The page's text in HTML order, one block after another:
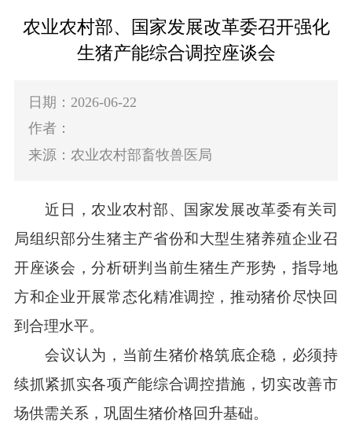
农业农村部、国家发展改革委召开强化
生猪产能综合调控座谈会
日期：2026-06-22
作者：
来源：农业农村部畜牧兽医局
近日，农业农村部、国家发展改革委有关司
局组织部分生猪主产省份和大型生猪养殖企业召
开座谈会，分析研判当前生猪生产形势， 指导地
方和企业开展常态化精准调控 ，推动猪价尽快回
到合理水平。
会议认为，当前生猪价格筑底企稳，必须持
续抓紧抓实各项产能综合调控措施，切实改善市
场供需关系 ，巩固生猪价格回升基础。